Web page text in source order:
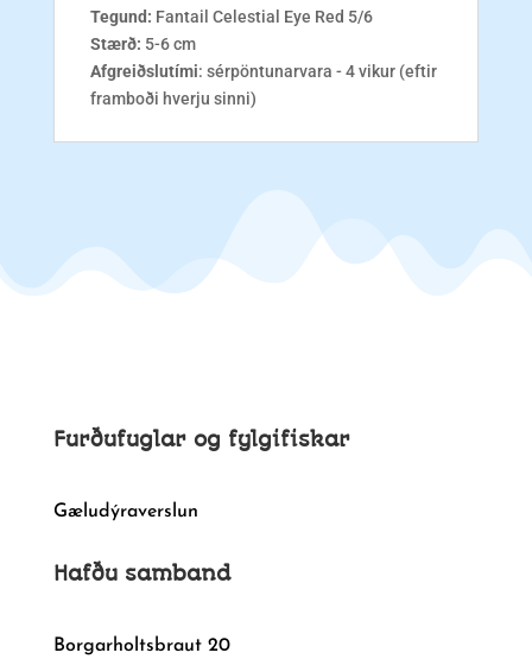
Tegund: Fantail Celestial Eye Red 5/6
Stærð: 5-6 cm
Afgreiðslutími: sérpöntunarvara - 4 vikur (eftir
framboði hverju sinni)
Furðufuglar og fylgifiskar
Gæludýraverslun
Hafðu samband
Borgarholtsbraut 20